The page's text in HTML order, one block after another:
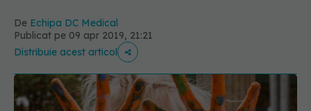
De Echipa DC Medical
Publicat pe 09 apr 2019, 21:21
Distribuie acest articol